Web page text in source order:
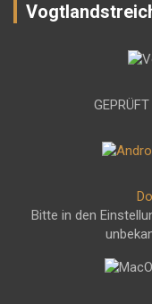
Bitte in den